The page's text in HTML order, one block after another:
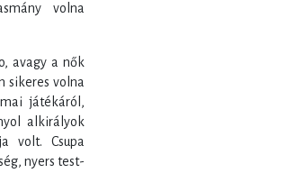
volna
avagy a nők
sikeres volna
játékáról,
alkirályok
volt. Csupa
nyers test-